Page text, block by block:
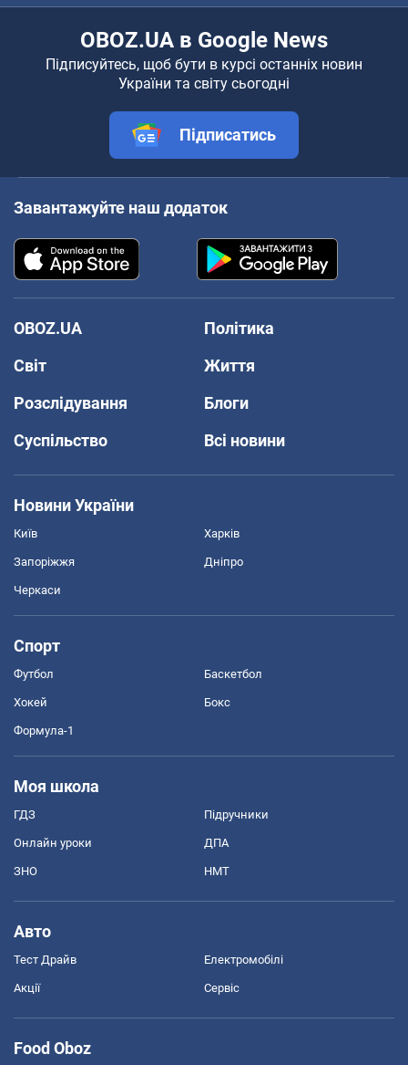
OBOZ.UA в Google News
Підписуйтесь, щоб бути в курсі останніх новин
України та світу сьогодні
Підписатись
Завантажуйте наш додаток
OBOZ.UA
Політика
Світ
Життя
Розслідування
Блоги
Суспільство
Всі новини
Новини України
Київ Харків
Запоріжжя Дніпро
Черкаси
Спорт
Футбол Баскетбол
Хокей Бокс
Формула-1
Моя школа
ГДЗ Підручники
Онлайн уроки ДПА
ЗНО НМТ
Авто
Тест Драйв Електромобілі
Акції Сервіс
Food Oboz